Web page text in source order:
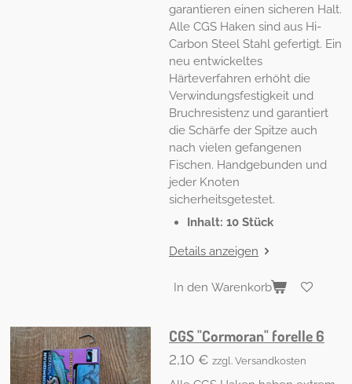
garantieren einen sicheren Halt.
Alle CGS Haken sind aus Hi-
Carbon Steel Stahl gefertigt. Ein
neu entwickeltes
Härteverfahren erhöht die
Verwindungsfestigkeit und
Bruchresistenz und garantiert
die Schärfe der Spitze auch
nach vielen gefangenen
Fischen. Handgebunden und
jeder Knoten
sicherheitsgetestet.
Inhalt: 10 Stück
Details anzeigen
In den Warenkorb
CGS "Cormoran" forelle 6
2,10 € zzgl. Versandkosten